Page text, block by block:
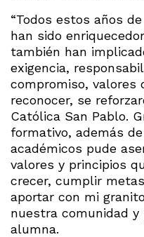
“Todos estos años
han sido
también han
exigencia,
compromiso, valores
reconocer, se
Católica San Pablo.
formativo, además
académicos pude
valores y principios
crecer, cumplir
aportar con mi
nuestra comunidad y
alumna.